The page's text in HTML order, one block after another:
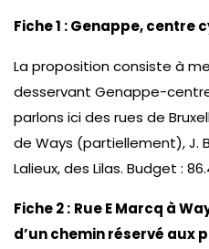
Fiche 1 : Genappe, centre
La proposition consiste à
desservant Genappe-
parlons ici des rues de
de Ways (partiellement), J.
Lalieux, des Lilas. Budget :
Fiche 2 : Rue E Marcq à
d’un chemin réservé aux